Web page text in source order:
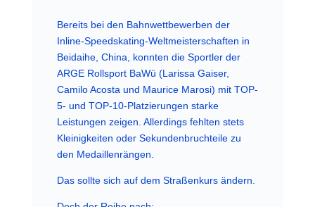
Bereits bei den Bahnwettbewerben der
Inline-Speedskating-Weltmeisterschaften in
Beidaihe, China, konnten die Sportler der
ARGE Rollsport BaWü (Larissa Gaiser,
Camilo Acosta und Maurice Marosi) mit TOP-
5- und TOP-10-Platzierungen starke
Leistungen zeigen. Allerdings fehlten stets
Kleinigkeiten oder Sekundenbruchteile zu
den Medaillenrängen.
Das sollte sich auf dem Straßenkurs ändern.